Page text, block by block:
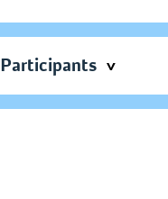
Participants